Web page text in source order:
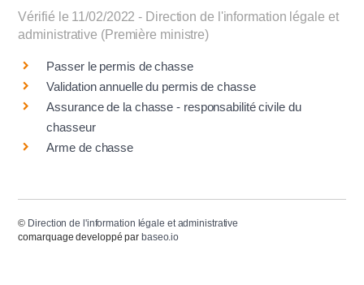
Vérifié le 11/02/2022 - Direction de l'information légale et
administrative (Première ministre)
Passer le permis de chasse
Validation annuelle du permis de chasse
Assurance de la chasse - responsabilité civile du
chasseur
Arme de chasse
© Direction de l'information légale et administrative
comarquage developpé par baseo.io